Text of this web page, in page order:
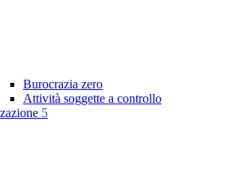
Burocrazia zero
Attività soggette a controllo
5